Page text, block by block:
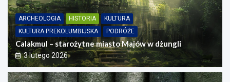
ARCHEOLOGIA HISTORIA
KULTURA
KULTURA PREKOLUMBIJSKA
PODRÓŻE
Calakmul – starożytne miasto Majów w dżungli
3 lutego 2026